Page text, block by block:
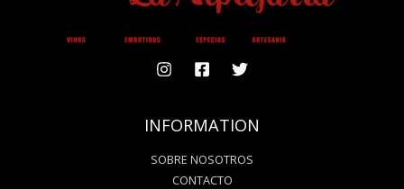
INFORMATION
SOBRE NOSOTROS
CONTACTO